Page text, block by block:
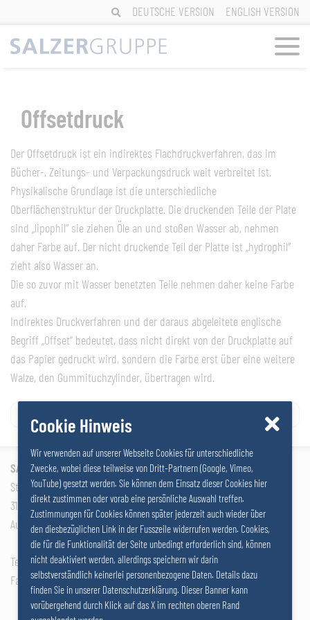
content
DEUTSCHE VERSION ENGLISH VERSION
Offsetdruck
Der Offsetdruck ist ein indirektes Flachdruckverfahren, das im
Bücher-, Zeitungs- und Verpackungsdruck weit verbreitet ist.
Physikalische Grundlage ist die unterschiedliche
Oberflächenstruktur der Druckplatte. Die druckenden Teile der Plate
sind „lipophil“ sie ziehen Öle an und stoßen Wasser ab, nehmen
daher Farbe auf. Der nicht druckende Teil der Platte ist „hydrophil“
zieht also Wasser an.
Die so zuvor mit Wasser benetzten Teile nehmen daher keine Farbe
auf.
Indirektes Druckverfahren und der daraus abgeleitete englische
Begriff „Offset“ bedeutet, dass nicht direkt von der Druckplatte auf
das Papier gedruckt wird, sondern die Farbe erst über eine weitere
Walze, den Gummituchzylinder, übertragen wird.
Navigation
l’article
Offsetpapier
SALZER GRUPPE GmbH
Stattersdorfer Hauptstrasse 53
3100 St. Pölten
Autriche
Tel: +43 2742 290 – 0
Fax: +43 2742 290 – 169
Cookie Hinweis
Wir verwenden auf unserer Webseite Cookies für unterschiedliche
Zwecke, wobei diese teilweise von Dritt-Partnern (Google, Vimeo,
YouTube) gesetzt werden. Sie können dem Einsatz dieser Cookies hier
direkt zustimmen oder vorab eine persönliche Auswahl treffen.
Zustimmungen für Cookies können später jederzeit auch wieder über
den diesbezüglichen Link in der Fusszeile widerrufen werden. Cookies,
die für die Funktionalität der Seite unbedingt erforderlich sind, können
nicht deaktiviert werden, allerdings speichern wir darin
selbstverständlich keinerlei personenbezogene Daten. Details dazu
finden Sie in unserer Datenschutzerklärung. Dieser Banner kann
vorübergehend durch Klick auf das X im rechten oberen Rand